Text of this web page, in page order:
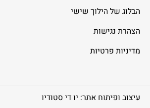
הבלוג של הילוך שישי
הצהרת נגישות
מדיניות פרטיות
עיצוב ופיתוח אתר: יו די סטודיו